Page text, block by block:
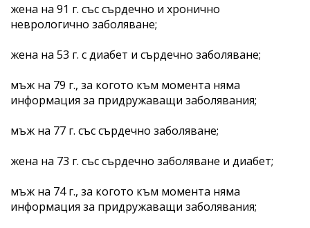
жена на 91 г. със сърдечно и хронично
неврологично заболяване;
жена на 53 г. с диабет и сърдечно заболяване;
мъж на 79 г., за когото към момента няма
информация за придружаващи заболявания;
мъж на 77 г. със сърдечно заболяване;
жена на 73 г. със сърдечно заболяване и диабет;
мъж на 74 г., за когото към момента няма
информация за придружаващи заболявания;